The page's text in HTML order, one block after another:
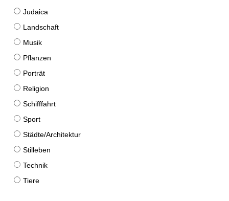
Judaica
Landschaft
Musik
Pflanzen
Porträt
Religion
Schifffahrt
Sport
Städte/Architektur
Stilleben
Technik
Tiere